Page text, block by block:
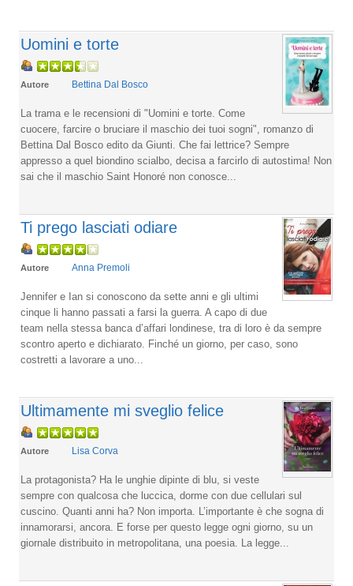
Uomini e torte
Autore Bettina Dal Bosco
La trama e le recensioni di "Uomini e torte. Come
cuocere, farcire o bruciare il maschio dei tuoi sogni", romanzo di
Bettina Dal Bosco edito da Giunti. Che fai lettrice? Sempre
appresso a quel biondino scialbo, decisa a farcirlo di autostima! Non
sai che il maschio Saint Honoré non conosce...
Ti prego lasciati odiare
Autore Anna Premoli
Jennifer e Ian si conoscono da sette anni e gli ultimi
cinque li hanno passati a farsi la guerra. A capo di due
team nella stessa banca d’affari londinese, tra di loro è da sempre
scontro aperto e dichiarato. Finché un giorno, per caso, sono
costretti a lavorare a uno...
Ultimamente mi sveglio felice
Autore Lisa Corva
La protagonista? Ha le unghie dipinte di blu, si veste
sempre con qualcosa che luccica, dorme con due cellulari sul
cuscino. Quanti anni ha? Non importa. L’importante è che sogna di
innamorarsi, ancora. E forse per questo legge ogni giorno, su un
giornale distribuito in metropolitana, una poesia. La legge...